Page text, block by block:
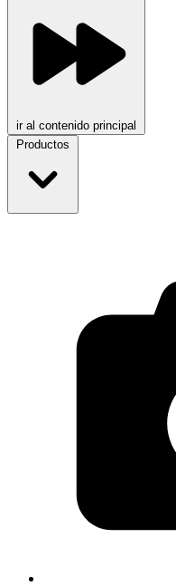
ir al contenido principal
Productos